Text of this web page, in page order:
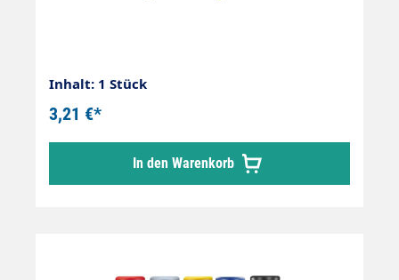
Inhalt: 1 Stück
3,21 €*
In den Warenkorb